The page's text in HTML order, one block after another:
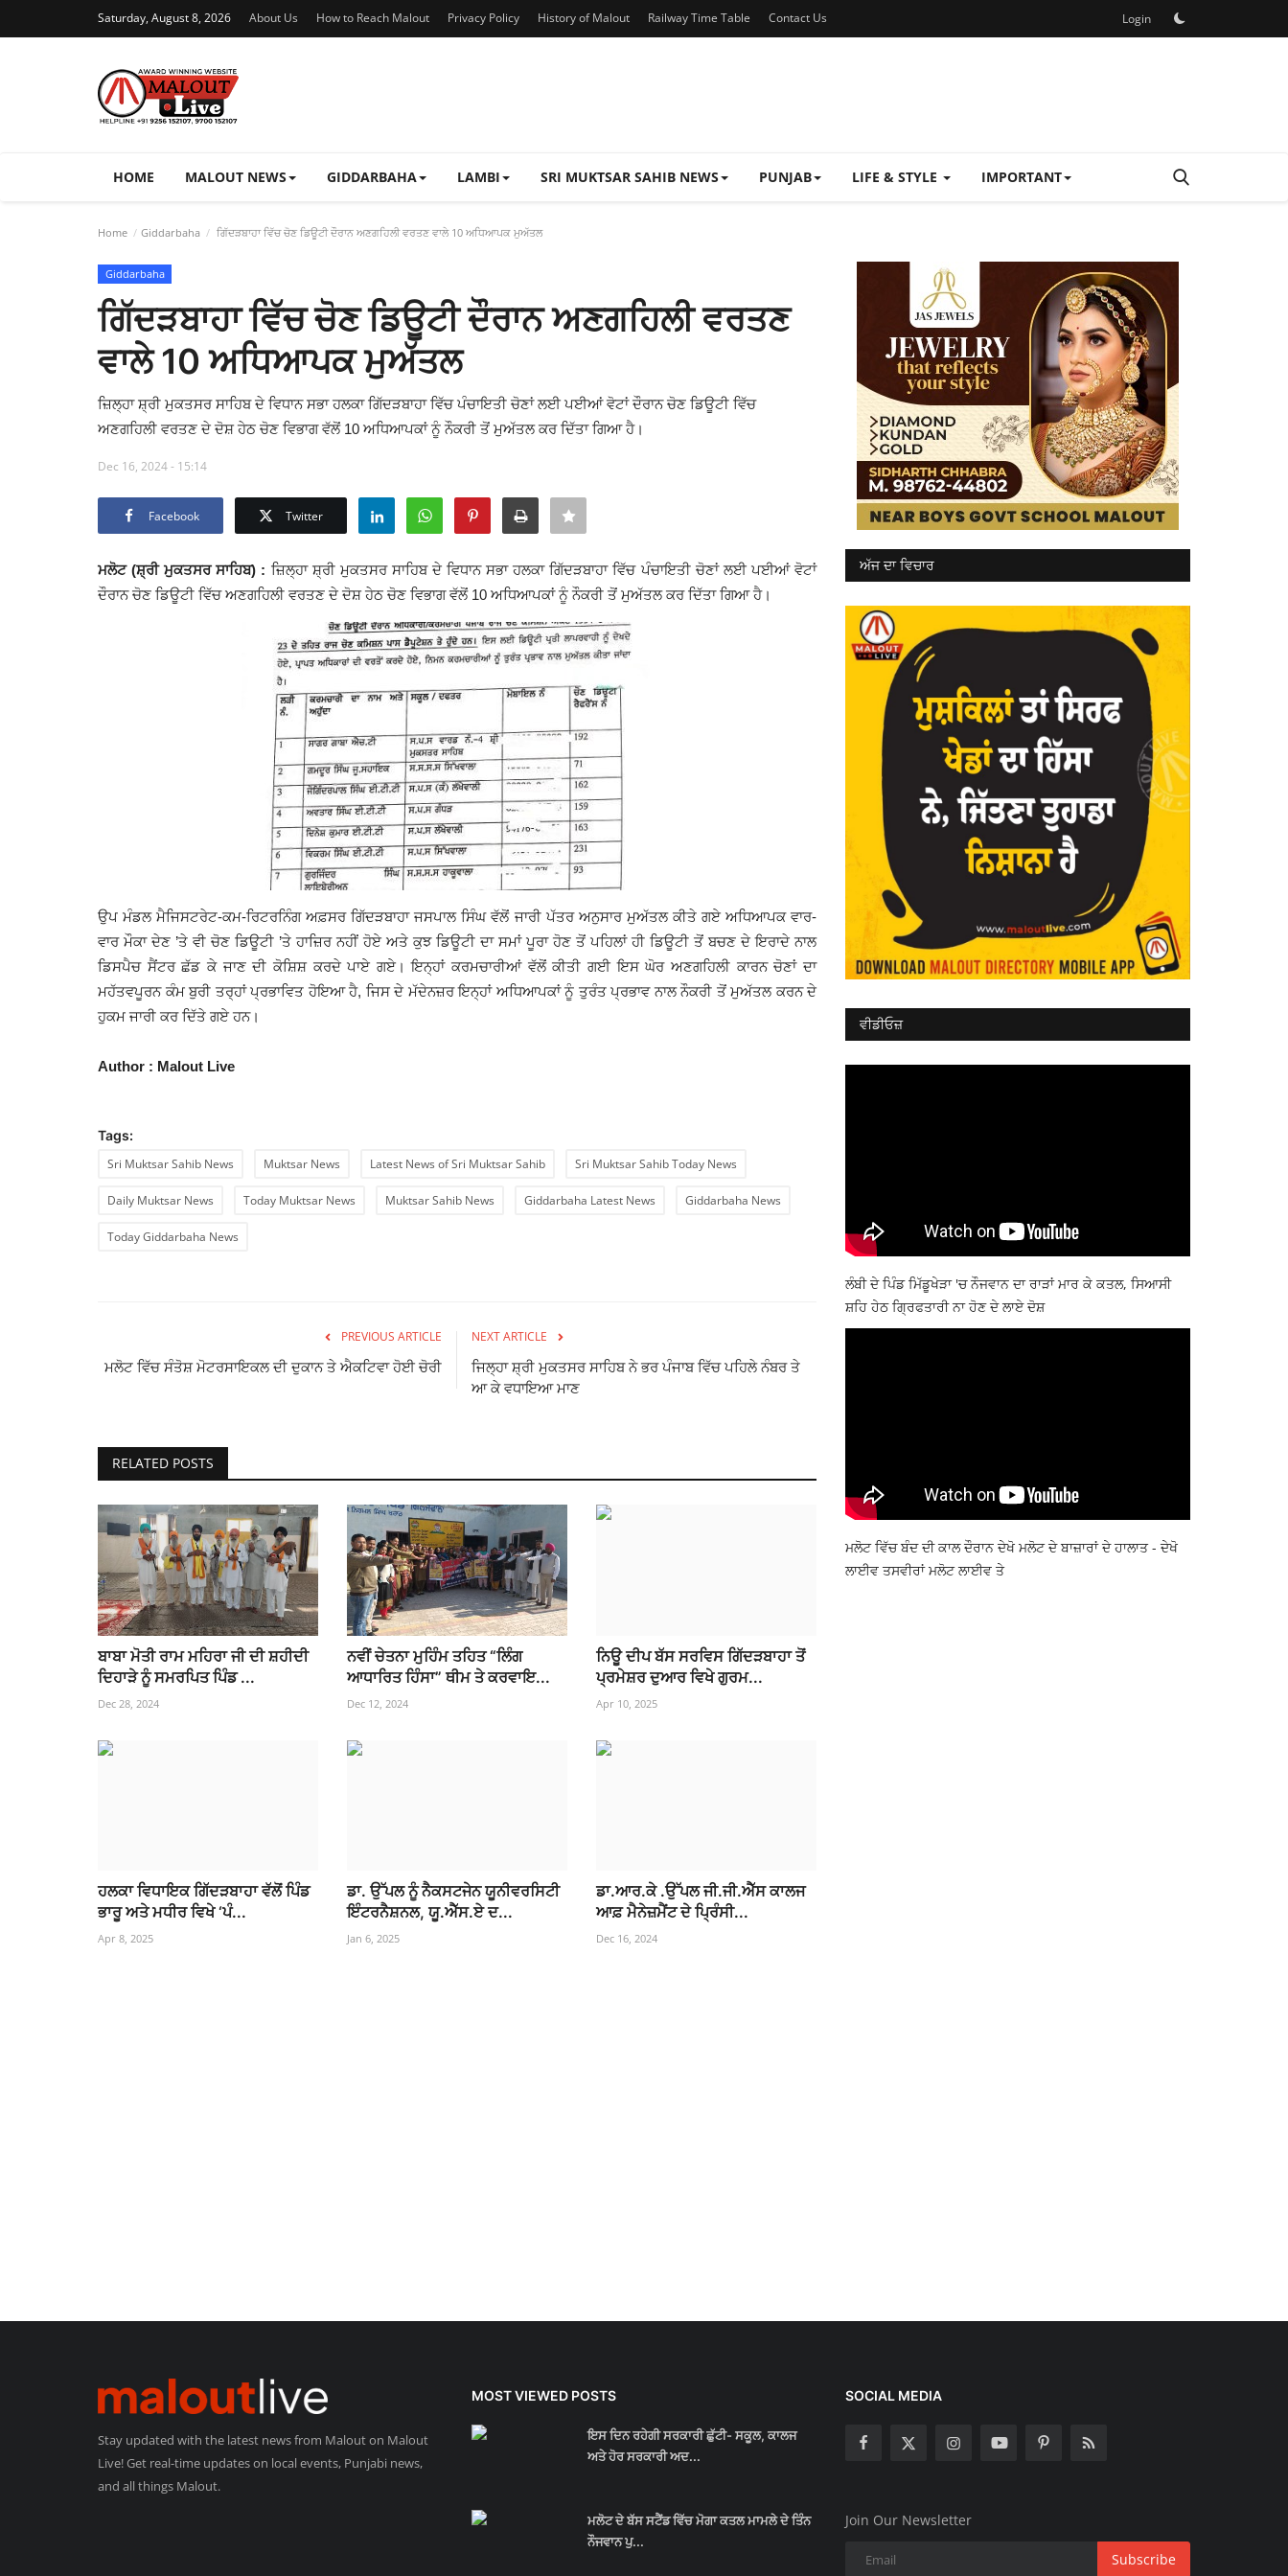
Saturday, August 8, 2026 About Us How to Reach Malout Privacy Policy History of Malout Railway Time Table Contact Us Login
HOME MALOUT NEWS GIDDARBAHA LAMBI SRI MUKTSAR SAHIB NEWS PUNJAB LIFE & STYLE IMPORTANT
Home Giddarbaha ਗਿੱਦੜਬਾਹਾ ਵਿੱਚ ਚੋਣ ਡਿਊਟੀ ਦੌਰਾਨ ਅਣਗਹਿਲੀ ਵਰਤਣ ਵਾਲੇ 10 ਅਧਿਆਪਕ ਮੁਅੱਤਲ
Giddarbaha
ਗਿੱਦੜਬਾਹਾ ਵਿੱਚ ਚੋਣ ਡਿਊਟੀ ਦੌਰਾਨ ਅਣਗਹਿਲੀ ਵਰਤਣ
ਵਾਲੇ 10 ਅਧਿਆਪਕ ਮੁਅੱਤਲ
ਜ਼ਿਲ੍ਹਾ ਸ਼੍ਰੀ ਮੁਕਤਸਰ ਸਾਹਿਬ ਦੇ ਵਿਧਾਨ ਸਭਾ ਹਲਕਾ ਗਿੱਦੜਬਾਹਾ ਵਿੱਚ ਪੰਚਾਇਤੀ ਚੋਣਾਂ ਲਈ ਪਈਆਂ ਵੋਟਾਂ ਦੌਰਾਨ ਚੋਣ ਡਿਊਟੀ ਵਿੱਚ
ਅਣਗਹਿਲੀ ਵਰਤਣ ਦੇ ਦੋਸ਼ ਹੇਠ ਚੋਣ ਵਿਭਾਗ ਵੱਲੋਂ 10 ਅਧਿਆਪਕਾਂ ਨੂੰ ਨੌਕਰੀ ਤੋਂ ਮੁਅੱਤਲ ਕਰ ਦਿੱਤਾ ਗਿਆ ਹੈ।
Dec 16, 2024 - 15:14
Facebook Twitter
ਮਲੋਟ (ਸ਼੍ਰੀ ਮੁਕਤਸਰ ਸਾਹਿਬ) : ਜ਼ਿਲ੍ਹਾ ਸ਼੍ਰੀ ਮੁਕਤਸਰ ਸਾਹਿਬ ਦੇ ਵਿਧਾਨ ਸਭਾ ਹਲਕਾ ਗਿੱਦੜਬਾਹਾ ਵਿੱਚ ਪੰਚਾਇਤੀ ਚੋਣਾਂ ਲਈ ਪਈਆਂ ਵੋਟਾਂ
ਦੌਰਾਨ ਚੋਣ ਡਿਊਟੀ ਵਿੱਚ ਅਣਗਹਿਲੀ ਵਰਤਣ ਦੇ ਦੋਸ਼ ਹੇਠ ਚੋਣ ਵਿਭਾਗ ਵੱਲੋਂ 10 ਅਧਿਆਪਕਾਂ ਨੂੰ ਨੌਕਰੀ ਤੋਂ ਮੁਅੱਤਲ ਕਰ ਦਿੱਤਾ ਗਿਆ ਹੈ।
ਉਪ ਮੰਡਲ ਮੈਜਿਸਟਰੇਟ-ਕਮ-ਰਿਟਰਨਿੰਗ ਅਫ਼ਸਰ ਗਿੱਦੜਬਾਹਾ ਜਸਪਾਲ ਸਿੰਘ ਵੱਲੋਂ ਜਾਰੀ ਪੱਤਰ ਅਨੁਸਾਰ ਮੁਅੱਤਲ ਕੀਤੇ ਗਏ ਅਧਿਆਪਕ ਵਾਰ-
ਵਾਰ ਮੌਕਾ ਦੇਣ ’ਤੇ ਵੀ ਚੋਣ ਡਿਊਟੀ ’ਤੇ ਹਾਜ਼ਿਰ ਨਹੀਂ ਹੋਏ ਅਤੇ ਕੁਝ ਡਿਊਟੀ ਦਾ ਸਮਾਂ ਪੂਰਾ ਹੋਣ ਤੋਂ ਪਹਿਲਾਂ ਹੀ ਡਿਊਟੀ ਤੋਂ ਬਚਣ ਦੇ ਇਰਾਦੇ ਨਾਲ
ਡਿਸਪੈਚ ਸੈਂਟਰ ਛੱਡ ਕੇ ਜਾਣ ਦੀ ਕੋਸ਼ਿਸ਼ ਕਰਦੇ ਪਾਏ ਗਏ। ਇਨ੍ਹਾਂ ਕਰਮਚਾਰੀਆਂ ਵੱਲੋਂ ਕੀਤੀ ਗਈ ਇਸ ਘੋਰ ਅਣਗਹਿਲੀ ਕਾਰਨ ਚੋਣਾਂ ਦਾ
ਮਹੱਤਵਪੂਰਨ ਕੰਮ ਬੁਰੀ ਤਰ੍ਹਾਂ ਪ੍ਰਭਾਵਿਤ ਹੋਇਆ ਹੈ, ਜਿਸ ਦੇ ਮੱਦੇਨਜ਼ਰ ਇਨ੍ਹਾਂ ਅਧਿਆਪਕਾਂ ਨੂੰ ਤੁਰੰਤ ਪ੍ਰਭਾਵ ਨਾਲ ਨੌਕਰੀ ਤੋਂ ਮੁਅੱਤਲ ਕਰਨ ਦੇ
ਹੁਕਮ ਜਾਰੀ ਕਰ ਦਿੱਤੇ ਗਏ ਹਨ।
Author : Malout Live
Tags:
Sri Muktsar Sahib News
Muktsar News Latest News of Sri Muktsar Sahib Sri Muktsar Sahib Today News
Daily Muktsar News Today Muktsar News Muktsar Sahib News Giddarbaha Latest News Giddarbaha News
Today Giddarbaha News
PREVIOUS ARTICLE
ਮਲੋਟ ਵਿੱਚ ਸੰਤੋਸ਼ ਮੋਟਰਸਾਇਕਲ ਦੀ ਦੁਕਾਨ ਤੇ ਐਕਟਿਵਾ ਹੋਈ ਚੋਰੀ
NEXT ARTICLE
ਜਿਲ੍ਹਾ ਸ਼੍ਰੀ ਮੁਕਤਸਰ ਸਾਹਿਬ ਨੇ ਭਰ ਪੰਜਾਬ ਵਿੱਚ ਪਹਿਲੇ ਨੰਬਰ ਤੇ
ਆ ਕੇ ਵਧਾਇਆ ਮਾਣ
RELATED POSTS
ਬਾਬਾ ਮੋਤੀ ਰਾਮ ਮਹਿਰਾ ਜੀ ਦੀ ਸ਼ਹੀਦੀ
ਦਿਹਾੜੇ ਨੂੰ ਸਮਰਪਿਤ ਪਿੰਡ ...
Dec 28, 2024
ਨਵੀਂ ਚੇਤਨਾ ਮੁਹਿੰਮ ਤਹਿਤ “ਲਿੰਗ
ਆਧਾਰਿਤ ਹਿੰਸਾ” ਥੀਮ ਤੇ ਕਰਵਾਇ...
Dec 12, 2024
ਨਿਊ ਦੀਪ ਬੱਸ ਸਰਵਿਸ ਗਿੱਦੜਬਾਹਾ ਤੋਂ
ਪ੍ਰਮੇਸ਼ਰ ਦੁਆਰ ਵਿਖੇ ਗੁਰਮ...
Apr 10, 2025
ਹਲਕਾ ਵਿਧਾਇਕ ਗਿੱਦੜਬਾਹਾ ਵੱਲੋਂ ਪਿੰਡ
ਭਾਰੂ ਅਤੇ ਮਧੀਰ ਵਿਖੇ ‘ਪੰ...
Apr 8, 2025
ਡਾ. ਉੱਪਲ ਨੂੰ ਨੈਕਸਟਜੇਨ ਯੂਨੀਵਰਸਿਟੀ
ਇੰਟਰਨੈਸ਼ਨਲ, ਯੂ.ਐੱਸ.ਏ ਦ...
Jan 6, 2025
ਡਾ.ਆਰ.ਕੇ .ਉੱਪਲ ਜੀ.ਜੀ.ਐੱਸ ਕਾਲਜ
ਆਫ਼ ਮੈਨੇਜ਼ਮੈਂਟ ਦੇ ਪ੍ਰਿੰਸੀ...
Dec 16, 2024
ਅੱਜ ਦਾ ਵਿਚਾਰ
ਵੀਡੀਓਜ਼
ਲੰਬੀ ਦੇ ਪਿੰਡ ਮਿੱਡੂਖੇੜਾ 'ਚ ਨੌਜਵਾਨ ਦਾ ਰਾੜਾਂ ਮਾਰ ਕੇ ਕਤਲ, ਸਿਆਸੀ
ਸ਼ਹਿ ਹੇਠ ਗ੍ਰਿਫਤਾਰੀ ਨਾ ਹੋਣ ਦੇ ਲਾਏ ਦੋਸ਼
ਮਲੋਟ ਵਿੱਚ ਬੰਦ ਦੀ ਕਾਲ ਦੌਰਾਨ ਦੇਖੋ ਮਲੋਟ ਦੇ ਬਾਜ਼ਾਰਾਂ ਦੇ ਹਾਲਾਤ - ਦੇਖੋ
ਲਾਈਵ ਤਸਵੀਰਾਂ ਮਲੋਟ ਲਾਈਵ ਤੇ
Stay updated with the latest news from Malout on Malout
Live! Get real-time updates on local events, Punjabi news,
and all things Malout.
MOST VIEWED POSTS
ਇਸ ਦਿਨ ਰਹੇਗੀ ਸਰਕਾਰੀ ਛੁੱਟੀ- ਸਕੂਲ, ਕਾਲਜ
ਅਤੇ ਹੋਰ ਸਰਕਾਰੀ ਅਦ...
ਮਲੋਟ ਦੇ ਬੱਸ ਸਟੈਂਡ ਵਿੱਚ ਮੋਗਾ ਕਤਲ ਮਾਮਲੇ ਦੇ ਤਿੰਨ
ਨੌਜਵਾਨ ਪੁ...
SOCIAL MEDIA
Join Our Newsletter
Subscribe